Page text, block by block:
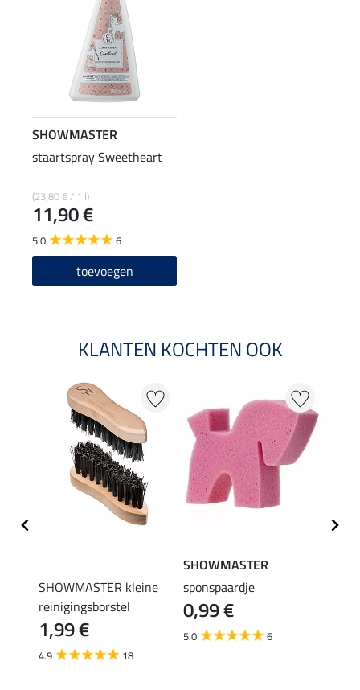
SHOWMASTER
staartspray Sweetheart
(23,80 € / 1 l)
11,90 €
5.0 6
toevoegen
KLANTEN KOCHTEN OOK
SHOWMASTER kleine
reinigingsborstel
1,99 €
4.9 18
SHOWMASTER
sponspaardje
0,99 €
5.0 6